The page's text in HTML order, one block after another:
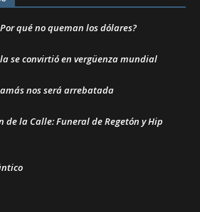
qué no queman los dólares?
se convirtió en vergüenza mundial
nos será arrebatada
de la Calle: Funeral de Regetón y Hip